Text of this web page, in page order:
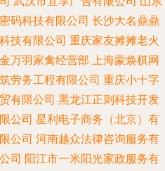
码科技有限公司 长沙大名鼎鼎
技有限公司 重庆家友摊摊老火
万羽家禽经营部 上海蒙焕棋网
劳务工程有限公司 重庆小十字
有限公司 黑龙江正则科技开发
公司 星利电子商务（北京）有
公司 河南越众法律咨询服务有
司 阳江市一米阳光家政服务有